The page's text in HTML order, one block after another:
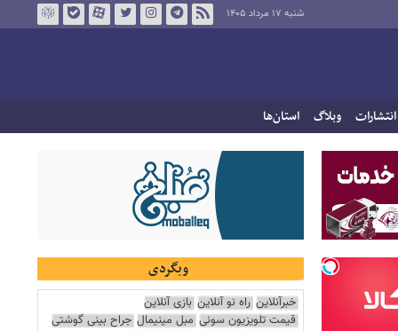
شنبه ۱۷ مرداد ۱۴۰۵
انتشارات وبلاگ استان‌ها
وبگردی
خبرآنلاین راه نو آنلاین بازی آنلاین
قیمت تلویزیون سونی مبل مینیمال جراح بینی گوشتی